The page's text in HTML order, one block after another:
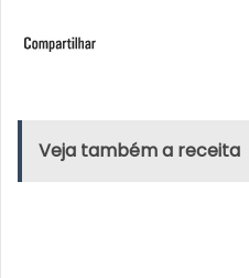
Veja também a receita